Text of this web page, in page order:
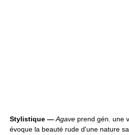
Stylistique — Agave prend gén. une
évoque la beauté rude d'une nature